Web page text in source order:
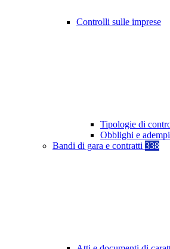
Controlli sulle imprese
Tipologie di
Obblighi e
Bandi di gara e contratti 338